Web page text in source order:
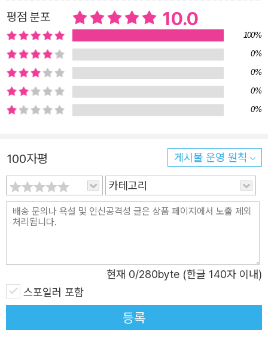
은 자신의 한계를 뛰어넘고 싶었다. 아니, 인간의 한계를 넘
어서고 싶었다. 좁은 땅과 하늘 말고 더 큰 세상을 보며 오래
도록 살고 싶었다. 김현의 그 간절한 틈을 그믐이 파고들었
다. “나 그믐이 너의 소원을 들어주겠다. 이것은 신이 하는
고귀한 약속의 말씀이라.” 그렇게 말하는 아이의 목소리에는
힘이 있었다. 정말로 신이 내려온 것만 같았다. “그믐……?”
“그래. 그게 나의 이름이다. 앞으로 네가 섬기게 될 이름이기
원을 들어줄 것이다. 그리고 너는 나의 명령을 따를 것이고.”
내렸다. 하지만 그믐과의 거래는 김현을 영혼을 좀먹을 뿐이
었다. 이제 김현에게는 보름을 향한 비뚤어진 소유욕밖에 남
지 않았다. 보름을 가져야 했다. 수단과 방법은 상관없었다.
는 힘이 필요했다. 억울하게 소멸당한 산신(山神) 마고의 복
수를 꿈꾸는 산군(山君) 산호와 잡귀에 제 존재를 잠식당하
던 무당 연화는 각자의 이유로 보름과 함께 악귀 사냥에 나
평점 분포 10.0
100%
0%
0%
0%
0%
100자평 게시물 운영 원칙
카테고리
현재 0/280byte (한글 140자 이내)
스포일러 포함
등록